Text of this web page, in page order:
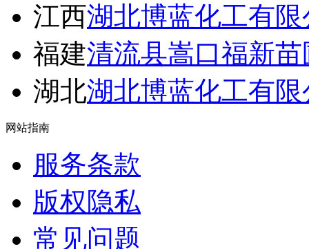
江西湖北博蓝化工有
福建清流县嵩口福新苗
湖北湖北博蓝化工有限
网站指南
服务条款
版权隐私
常见问题